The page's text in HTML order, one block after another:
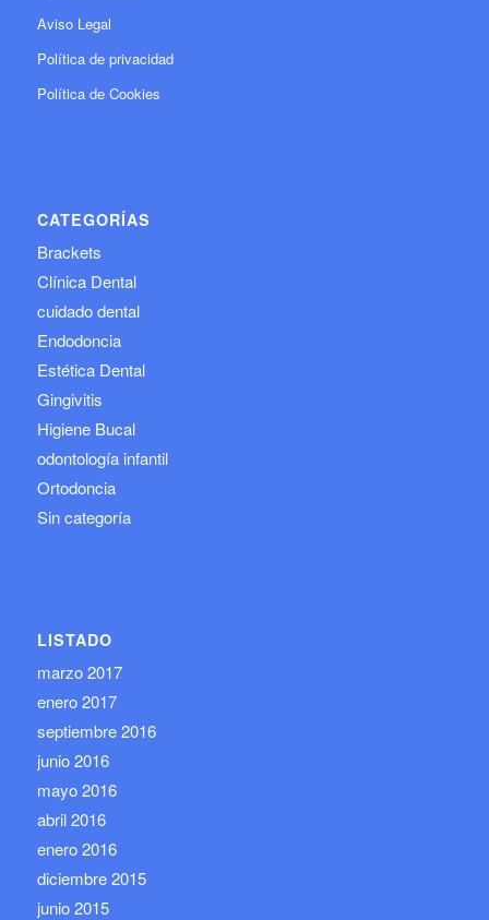
Aviso Legal
Política de privacidad
Política de Cookies
CATEGORÍAS
Brackets
Clínica Dental
cuidado dental
Endodoncia
Estética Dental
Gingivitis
Higiene Bucal
odontología infantil
Ortodoncia
Sin categoría
LISTADO
marzo 2017
enero 2017
septiembre 2016
junio 2016
mayo 2016
abril 2016
enero 2016
diciembre 2015
junio 2015